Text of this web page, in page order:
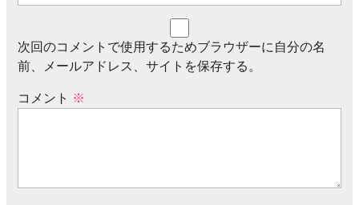
次回のコメントで使用するためブラウザーに自分の名
前、メールアドレス、サイトを保存する。
コメント ※